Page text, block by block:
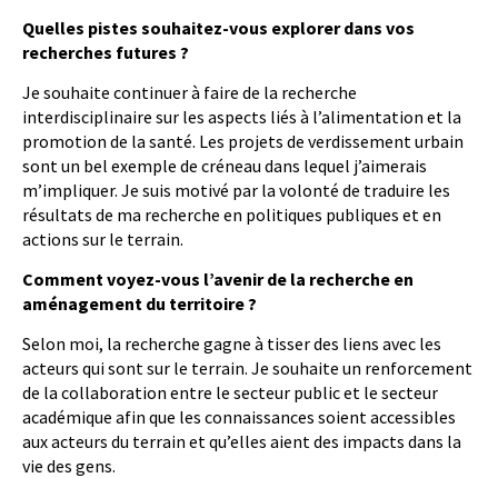
Quelles pistes souhaitez-vous explorer dans vos
recherches futures ?
Je souhaite continuer à faire de la recherche
interdisciplinaire sur les aspects liés à l’alimentation et la
promotion de la santé. Les projets de verdissement urbain
sont un bel exemple de créneau dans lequel j’aimerais
m’impliquer. Je suis motivé par la volonté de traduire les
résultats de ma recherche en politiques publiques et en
actions sur le terrain.
Comment voyez-vous l’avenir de la recherche en
aménagement du territoire ?
Selon moi, la recherche gagne à tisser des liens avec les
acteurs qui sont sur le terrain. Je souhaite un renforcement
de la collaboration entre le secteur public et le secteur
académique afin que les connaissances soient accessibles
aux acteurs du terrain et qu’elles aient des impacts dans la
vie des gens.